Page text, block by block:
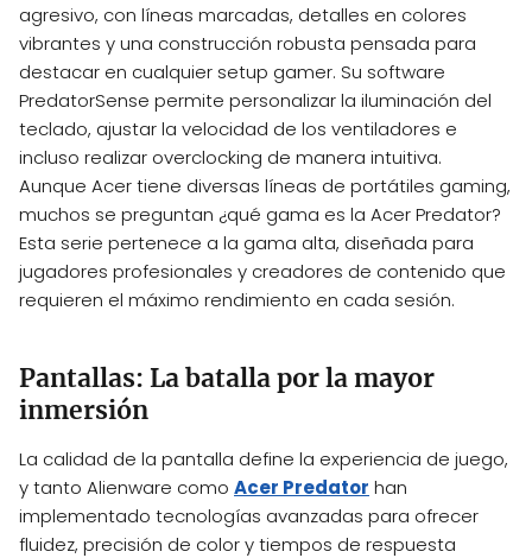
agresivo, con líneas marcadas, detalles en colores
vibrantes y una construcción robusta pensada para
destacar en cualquier setup gamer. Su software
PredatorSense permite personalizar la iluminación del
teclado, ajustar la velocidad de los ventiladores e
incluso realizar overclocking de manera intuitiva.
Aunque Acer tiene diversas líneas de portátiles gaming,
muchos se preguntan ¿qué gama es la Acer Predator?
Esta serie pertenece a la gama alta, diseñada para
jugadores profesionales y creadores de contenido que
requieren el máximo rendimiento en cada sesión.
Pantallas: La batalla por la mayor
inmersión
La calidad de la pantalla define la experiencia de juego,
y tanto Alienware como Acer Predator han
implementado tecnologías avanzadas para ofrecer
fluidez, precisión de color y tiempos de respuesta